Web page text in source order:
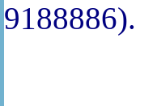
9188886).